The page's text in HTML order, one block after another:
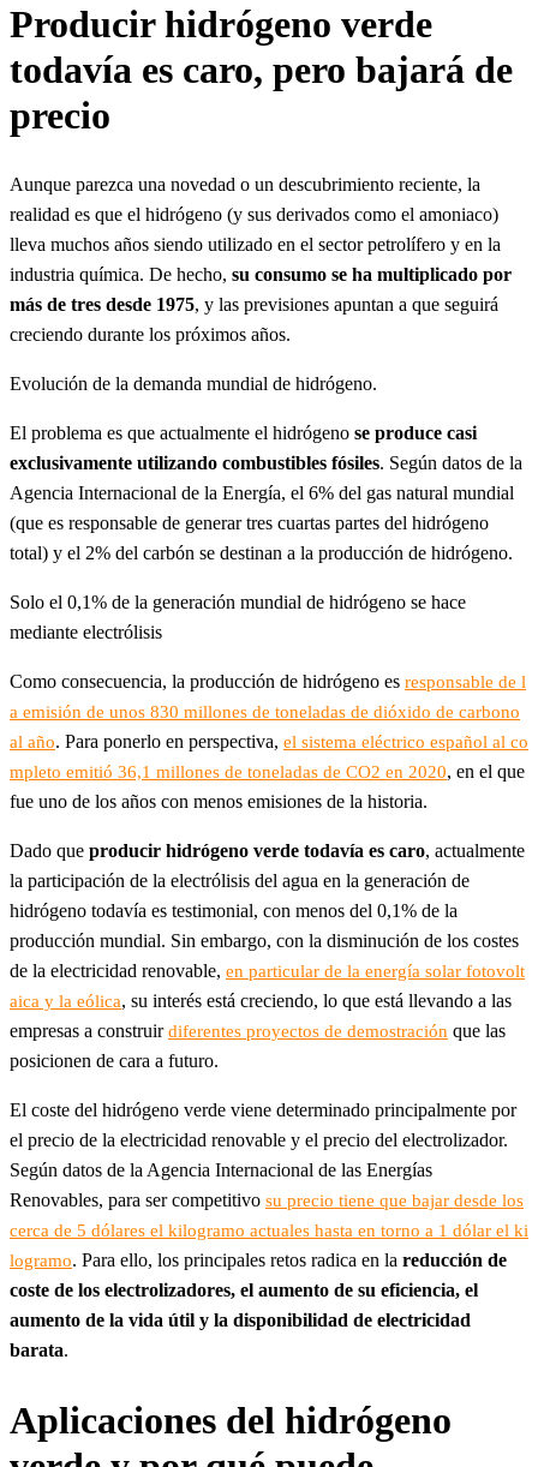
Producir hidrógeno verde
todavía es caro, pero bajará de
precio
Aunque parezca una novedad o un descubrimiento reciente, la
realidad es que el hidrógeno (y sus derivados como el amoniaco)
lleva muchos años siendo utilizado en el sector petrolífero y en la
industria química. De hecho, su consumo se ha multiplicado por
más de tres desde 1975, y las previsiones apuntan a que seguirá
creciendo durante los próximos años.
Evolución de la demanda mundial de hidrógeno.
El problema es que actualmente el hidrógeno se produce casi
exclusivamente utilizando combustibles fósiles. Según datos de la
Agencia Internacional de la Energía, el 6% del gas natural mundial
(que es responsable de generar tres cuartas partes del hidrógeno
total) y el 2% del carbón se destinan a la producción de hidrógeno.
Solo el 0,1% de la generación mundial de hidrógeno se hace
mediante electrólisis
Como consecuencia, la producción de hidrógeno es responsable de l
a emisión de unos 830 millones de toneladas de dióxido de carbono
al año. Para ponerlo en perspectiva, el sistema eléctrico español al co
mpleto emitió 36,1 millones de toneladas de CO2 en 2020, en el que
fue uno de los años con menos emisiones de la historia.
Dado que producir hidrógeno verde todavía es caro, actualmente
la participación de la electrólisis del agua en la generación de
hidrógeno todavía es testimonial, con menos del 0,1% de la
producción mundial. Sin embargo, con la disminución de los costes
de la electricidad renovable, en particular de la energía solar fotovolt
aica y la eólica, su interés está creciendo, lo que está llevando a las
empresas a construirdiferentes proyectos de demostración que las
posicionen de cara a futuro.
El coste del hidrógeno verde viene determinado principalmente por
el precio de la electricidad renovable y el precio del electrolizador.
Según datos de la Agencia Internacional de las Energías
Renovables, para ser competitivo su precio tiene que bajar desde los
cerca de 5 dólares el kilogramo actuales hasta en torno a 1 dólar el ki
logramo. Para ello, los principales retos radica en la reducción de
coste de los electrolizadores, el aumento de su eficiencia, el
aumento de la vida útil y la disponibilidad de electricidad
barata.
Aplicaciones del hidrógeno